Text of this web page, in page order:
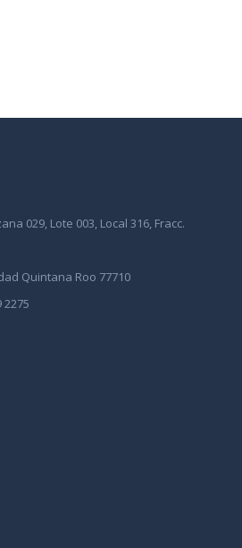
029, Lote 003, Local 316, Fracc.
Quintana Roo 77710
2275